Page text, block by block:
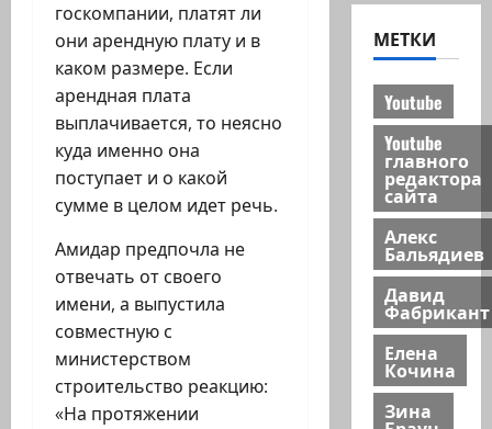
госкомпании, платят ли
они арендную плату и в
каком размере. Если
арендная плата
выплачивается, то неясно
куда именно она
поступает и о какой
сумме в целом идет речь.
Амидар предпочла не
отвечать от своего
имени, а выпустила
совместную с
министерством
строительство реакцию:
«На протяжении
МЕТКИ
Youtube
Youtube
главного
редактора
сайта
Алекс
Бальядиев
Давид
Фабрикант
Елена
Кочина
Зина